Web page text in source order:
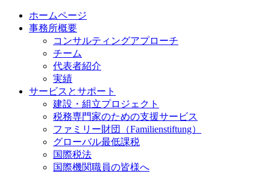
ホームページ
事務所概要
コンサルティングアプローチ
チーム
代表者紹介
実績
サービスとサポート
建設・組立プロジェクト
税務専門家のための支援サービス
ファミリー財団（Familienstiftung）
グローバル最低課税
国際税法
国際機関職員の皆様へ